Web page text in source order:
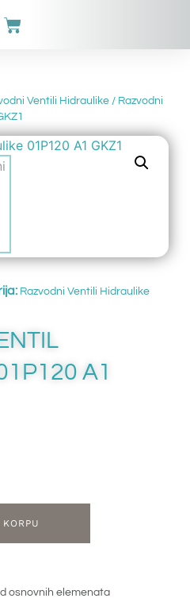
Ventili Hidraulike/ Razvodni
Razvodni Ventili Hidraulike
A1
osnovnih elemenata